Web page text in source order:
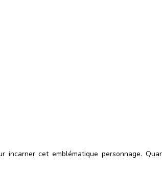
incarner cet emblématique personnage.